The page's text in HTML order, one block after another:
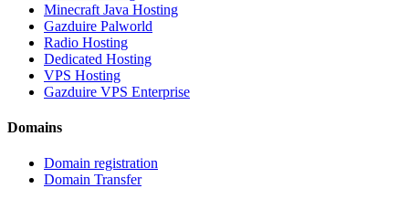
Minecraft Java Hosting
Gazduire Palworld
Radio Hosting
Dedicated Hosting
VPS Hosting
Gazduire VPS Enterprise
Domains
Domain registration
Domain Transfer